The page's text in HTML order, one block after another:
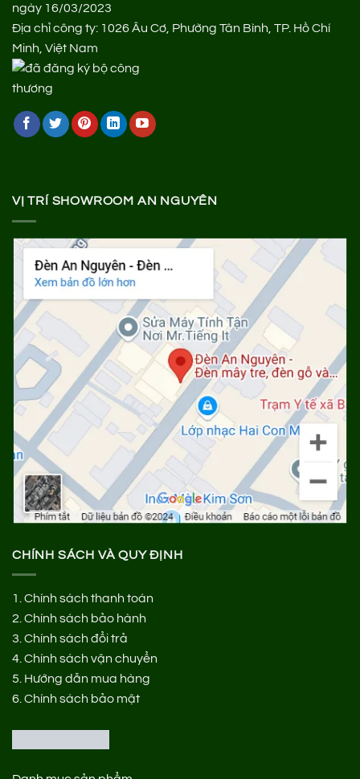
ngày 16/03/2023
Địa chỉ công ty: 1026 Âu Cơ, Phường Tân Bình, TP. Hồ Chí
Minh, Việt Nam
VỊ TRÍ SHOWROOM AN NGUYÊN
CHÍNH SÁCH VÀ QUY ĐỊNH
1.Chính sách thanh toán
2.Chính sách bảo hành
3.Chính sách đổi trả
4.Chính sách vận chuyển
5. Hướng dẫn mua hàng
6.Chính sách bảo mật